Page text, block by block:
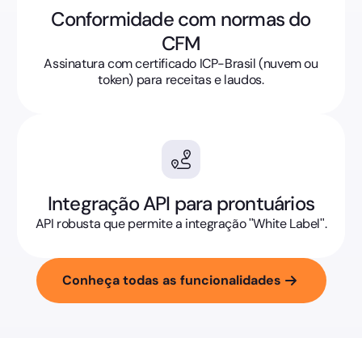
Conformidade com normas do
CFM
Assinatura com certificado ICP-Brasil (nuvem ou
token) para receitas e laudos.
Integração API para prontuários
API robusta que permite a integração "White Label".
Conheça todas as funcionalidades